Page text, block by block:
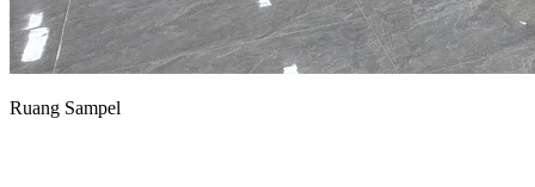
Ruang Sampel